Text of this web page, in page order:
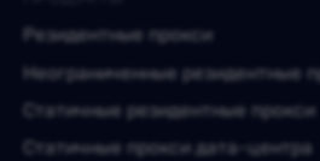
Резидентные прокси
Неограниченные резидентные
Статичные резидентные прокси
Статичные прокси дата-центра